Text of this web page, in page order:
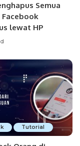
Semua
lewat HP
Tutorial